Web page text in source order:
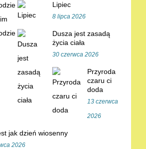
Lipiec
8 lipca 2026
Dusza jest zasadą
życia ciała
30 czerwca 2026
Przyroda
czaru ci
doda
13 czerwca
2026
jak dzień wiosenny
2026